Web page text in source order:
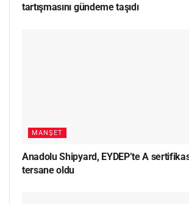
tartışmasını gündeme taşıdı
MANŞET
Anadolu Shipyard, EYDEP’te A
tersane oldu